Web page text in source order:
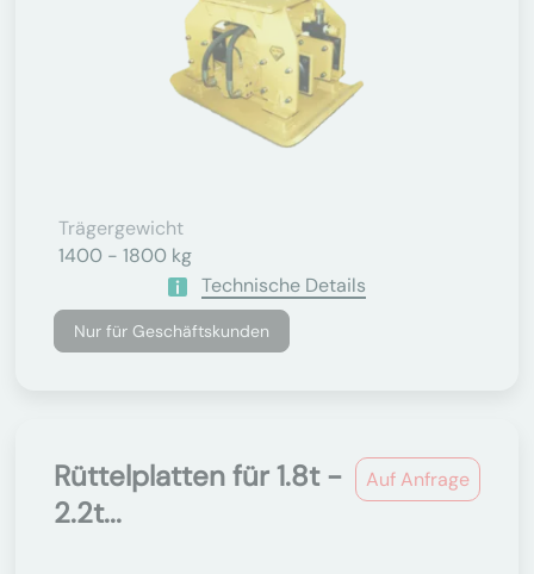
Trägergewicht
1400 - 1800 kg
Technische Details
Nur für Geschäftskunden
Auf Anfrage
Rüttelplatten für 1.8t -
2.2t...